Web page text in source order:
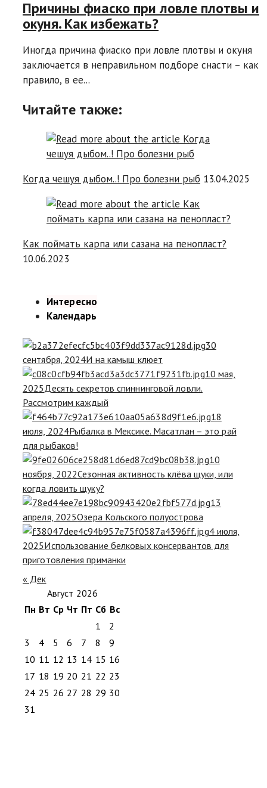
Причины фиаско при ловле плотвы и
окуня. Как избежать?
Иногда причина фиаско при ловле плотвы и окуня
заключается в неправильном подборе снасти – как
правило, в ее...
Читайте также:
Когда чешуя дыбом..! Про болезни рыб 13.04.2025
Как поймать карпа или сазана на пенопласт?
10.06.2023
Интересно
Календарь
30
сентября, 2024И на камыш клюет
10 мая,
2025Десять секретов спиннинговой ловли.
Рассмотрим каждый
18
июля, 2024Рыбалка в Мексике. Масатлан – это рай
для рыбаков!
10
ноября, 2022Сезонная активность клёва щуки, или
когда ловить щуку?
13
апреля, 2025Озера Кольского полуострова
4 июля,
2025Использование белковых консервантов для
приготовления приманки
« Дек
Август 2026
Пн Вт Ср Чт Пт Сб Вс
1
2
3
4 5 6 7 8
9
10 11 12 13 14 15 16
17 18 19 20 21 22 23
24 25 26 27 28 29 30
31